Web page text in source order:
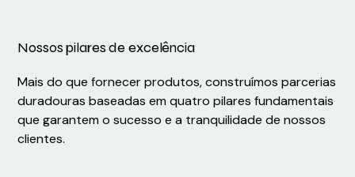
Nossos pilares de excelência
Mais do que fornecer produtos, construímos parcerias
duradouras baseadas em quatro pilares fundamentais
que garantem o sucesso e a tranquilidade de nossos
clientes.